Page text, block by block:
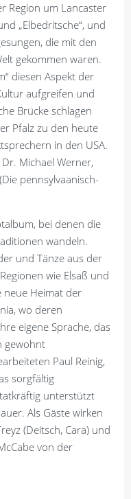
Region um Lancaster
„Elbedritsche“, und
die mit den
gekommen waren.
diesen Aspekt der
aufgreifen und
Brücke schlagen
Pfalz zu den heute
in den USA.
Michael Werner,
pennsylvaanisch-
bei denen die
wandeln.
und Tänze aus der
wie Elsaß und
neue Heimat der
wo deren
eigene Sprache, das
gewohnt
Paul Reinig,
sorgfältig
unterstützt
Als Gäste wirken
(Deitsch, Cara) und
von der